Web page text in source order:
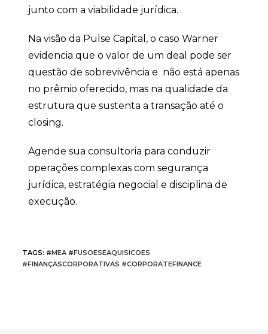
junto com a viabilidade jurídica.
Na visão da Pulse Capital, o caso Warner
evidencia que o valor de um deal pode ser
questão de sobrevivência e não está apenas
no prêmio oferecido, mas na qualidade da
estrutura que sustenta a transação até o
closing.
Agende sua consultoria para conduzir
operações complexas com segurança
jurídica, estratégia negocial e disciplina de
execução.
TAGS: #MEA #FUSOESEAQUISICOES
#FINANÇASCORPORATIVAS #CORPORATEFINANCE